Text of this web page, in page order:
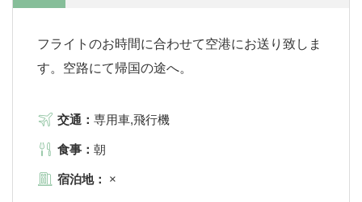
フライトのお時間に合わせて空港にお送り致しま
す。空路にて帰国の途へ。
交通： 専用車,飛行機
食事： 朝
宿泊地： ×